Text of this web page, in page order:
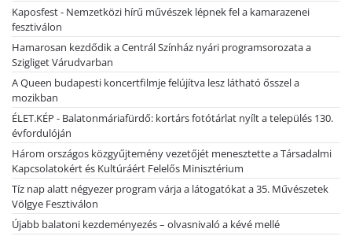
Kaposfest - Nemzetközi hírű művészek lépnek fel a kamarazenei
fesztiválon
Hamarosan kezdődik a Centrál Színház nyári programsorozata a
Szigliget Várudvarban
A Queen budapesti koncertfilmje felújítva lesz látható ősszel a
mozikban
ÉLET.KÉP - Balatonmáriafürdő: kortárs fotótárlat nyílt a település 130.
évfordulóján
Három országos közgyűjtemény vezetőjét menesztette a Társadalmi
Kapcsolatokért és Kultúráért Felelős Minisztérium
Tíz nap alatt négyezer program várja a látogatókat a 35. Művészetek
Völgye Fesztiválon
Újabb balatoni kezdeményezés – olvasnivaló a kévé mellé